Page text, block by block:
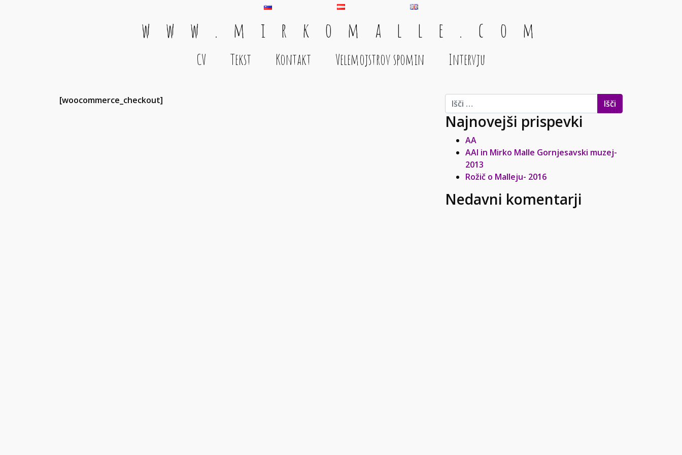
w w w . m i r k o m a l l e . c o m
CV Tekst Kontakt Velemojstrov spomin Intervju
[woocommerce_checkout] Išči:
Najnovejši prispevki
AA
AAI in Mirko Malle Gornjesavski muzej-
2013
Rožič o Malleju- 2016
Nedavni komentarji